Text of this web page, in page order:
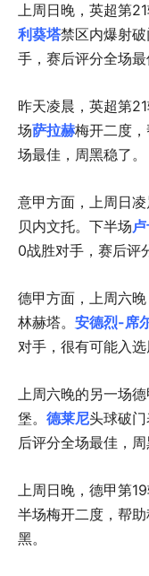
上周日晚，英超第
利葵塔禁区内爆射
手，赛后评分全场最
昨天凌晨，英超第
场萨拉赫梅开二度
场最佳，周黑稳了。
意甲方面，上周日
贝内文托。下半场
0战胜对手，赛后评
德甲方面，上周六
林赫塔。 安德烈-席
对手，很有可能入选
上周六晚的另一场
堡。 德莱尼头球破
后评分全场最佳，周
上周日晚，德甲第
半场梅开二度，帮
黑。